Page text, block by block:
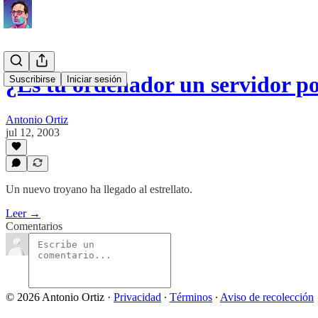
Suscribirse Iniciar sesión
¿Es tu ordenador un servidor
Antonio Ortiz
jul 12, 2003
Un nuevo troyano ha llegado al estrellato.
Leer →
Comentarios
© 2026 Antonio Ortiz · Privacidad ∙ Términos ∙ Aviso de recolección